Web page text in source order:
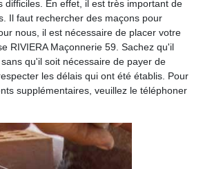
difficiles. En effet, il est très important de
Il faut rechercher des maçons pour
nous, il est nécessaire de placer votre
RIVIERA Maçonnerie 59. Sachez qu'il
qu'il soit nécessaire de payer de
les délais qui ont été établis. Pour
supplémentaires, veuillez le téléphoner